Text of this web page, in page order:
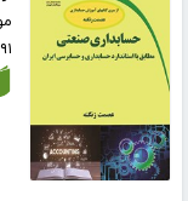
۱۹۱